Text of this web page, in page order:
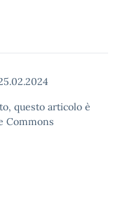
questo articolo è
Commons